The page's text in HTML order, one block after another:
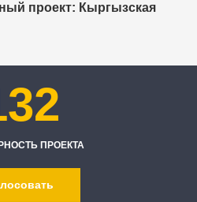
проект: Кыргызская
ПРОЕКТА